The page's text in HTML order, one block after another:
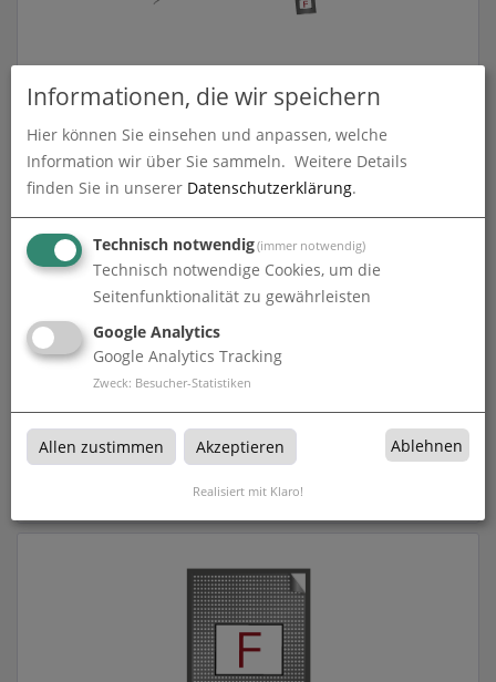
Aufkleber Polymer 3D - weiß
zum Artikel
Backlightfolie mit freier Größe
Informationen, die wir speichern
Hier können Sie einsehen und anpassen, welche
Information wir über Sie sammeln. Weitere Details
finden Sie in unserer Datenschutzerklärung.
Technisch notwendig(immer notwendig)
Technisch notwendige Cookies, um die
Seitenfunktionalität zu gewährleisten
Google Analytics
Google Analytics Tracking
Zweck: Besucher-Statistiken
Allen zustimmen Akzeptieren Ablehnen
Realisiert mit Klaro!